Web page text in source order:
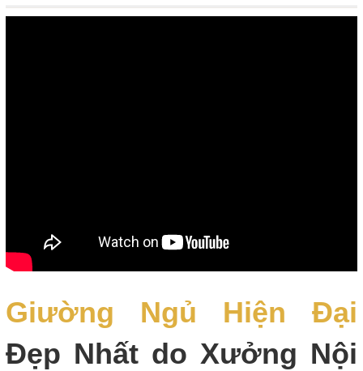
Giường Ngủ Hiện Đại
Đẹp Nhất do Xưởng Nội